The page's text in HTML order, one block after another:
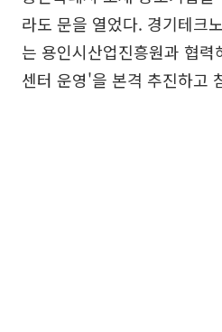
라도 문을 열었다. 경기테크
는 용인시산업진흥원과 협
센터 운영'을 본격 추진하고